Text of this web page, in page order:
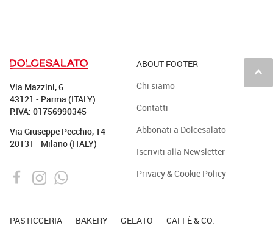
keyboard_arrow_up
Via Mazzini, 6
43121 - Parma (ITALY)
P.IVA: 01756990345
Via Giuseppe Pecchio, 14
20131 - Milano (ITALY)
ABOUT FOOTER
Chi siamo
Contatti
Abbonati a Dolcesalato
Iscriviti alla Newsletter
Privacy & Cookie Policy
PASTICCERIA BAKERY GELATO CAFFÈ & CO.